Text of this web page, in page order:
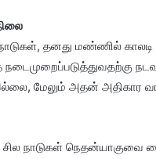
நாடுகள், தனது மண்ணில்
மேலும் அதன் அதிகார
சில நாடுகள்